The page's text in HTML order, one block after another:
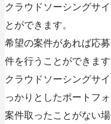
クラウドソーシングサ
とができます。
希望の案件があれば応
件を行うことができます
クラウドソーシングサ
っかりとしたポートフ
案件取ったことがない